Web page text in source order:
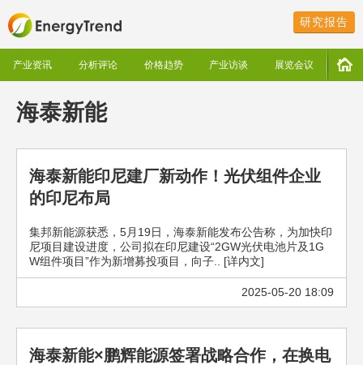
研究报告
产业资讯 分析评论 价格趋势 产业访谈 展览会议
海泰新能
海泰新能印尼建厂新动作！光伏组件企业
的印尼布局
集邦新能源获悉，5月19日，海泰新能发布公告称，为加快印
尼项目建设进度，公司拟在印尼建设“2GW光伏电池片及1G
W组件项目”作为新增募投项目，向子.. [详内文]
2025-05-20 18:09
海泰新能×鹏辉能源签署战略合作，在换电